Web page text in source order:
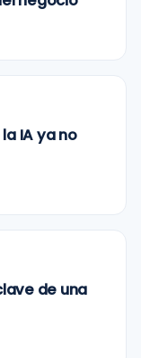
IA ya no
de una